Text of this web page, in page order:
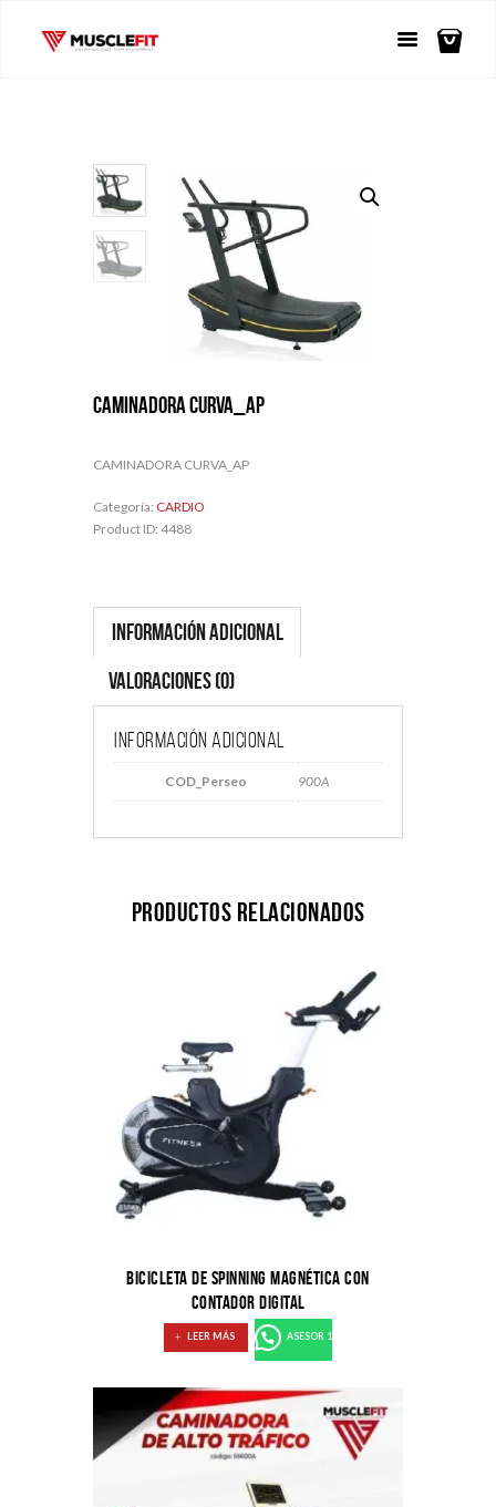
CAMINADORA CURVA_AP
CAMINADORA CURVA_AP
Categoría: CARDIO
Product ID: 4488
Información adicional
Valoraciones (0)
Información adicional
COD_Perseo 900A
Productos relacionados
BICICLETA DE SPINNING MAGNÉTICA CON
CONTADOR DIGITAL
LEER MÁS ASESOR 1